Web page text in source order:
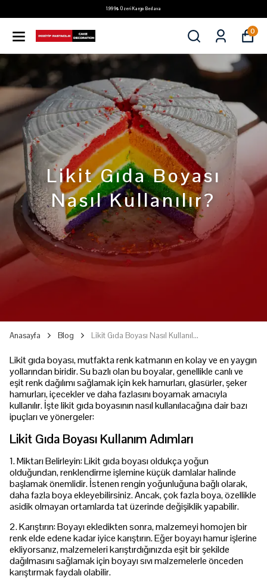
1.999₺ Üzeri Kargo Bedava
0
Likit Gıda Boyası
Nasıl Kullanılır?
Anasayfa Blog Likit Gıda Boyası Nasıl Kullanılır?
Likit gıda boyası, mutfakta renk katmanın en kolay ve en yaygın
yollarından biridir. Su bazlı olan bu boyalar, genellikle canlı ve
eşit renk dağılımı sağlamak için kek hamurları, glasürler, şeker
hamurları, içecekler ve daha fazlasını boyamak amacıyla
kullanılır. İşte likit gıda boyasının nasıl kullanılacağına dair bazı
ipuçları ve yönergeler:
Likit Gıda Boyası Kullanım Adımları
1. Miktarı Belirleyin: Likit gıda boyası oldukça yoğun
olduğundan, renklendirme işlemine küçük damlalar halinde
başlamak önemlidir. İstenen rengin yoğunluğuna bağlı olarak,
daha fazla boya ekleyebilirsiniz. Ancak, çok fazla boya, özellikle
asidik olmayan ortamlarda tat üzerinde değişiklik yapabilir.
2. Karıştırın: Boyayı ekledikten sonra, malzemeyi homojen bir
renk elde edene kadar iyice karıştırın. Eğer boyayı hamur işlerine
ekliyorsanız, malzemeleri karıştırdığınızda eşit bir şekilde
dağılmasını sağlamak için boyayı sıvı malzemelerle önceden
karıştırmak faydalı olabilir.